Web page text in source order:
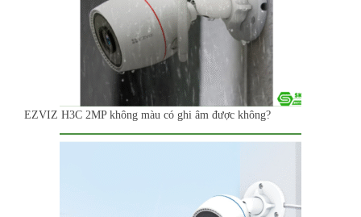
EZVIZ H3C 2MP không màu có ghi âm được không?